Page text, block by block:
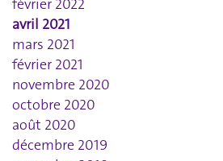
février 2022
avril 2021
mars 2021
février 2021
novembre 2020
octobre 2020
août 2020
décembre 2019